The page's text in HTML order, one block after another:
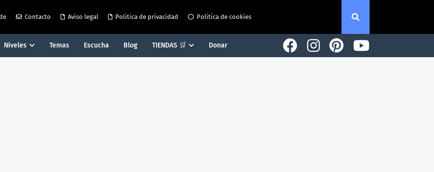
Contacto Aviso legal Politica de privacidad Politica de cookies
Niveles Temas Escucha Blog TIENDAS 🛒 Donar